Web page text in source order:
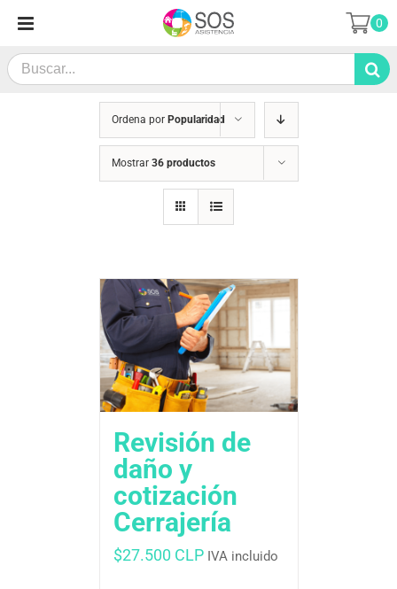
contenido
Search
for:
0
Ordena por Popularidad
Mostrar 36 productos
Revisión de
daño y
cotización
Cerrajería
$27.500 CLP IVA incluido